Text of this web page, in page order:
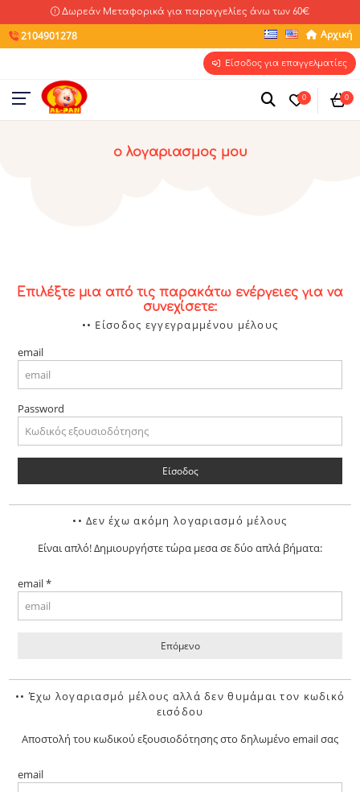
Δωρεάν Μεταφορικά για παραγγελίες άνω των 60€
Είσοδος για επαγγελματίες
2104901278 Αρχική
0 0
ο λογαριασμος μου
Επιλέξτε μια από τις παρακάτω ενέργειες για να
συνεχίσετε:
•• Είσοδος εγγεγραμμένου μέλους
email
Password
•• Δεν έχω ακόμη λογαριασμό μέλους
Είναι απλό! Δημιουργήστε τώρα μεσα σε δύο απλά βήματα:
email *
•• Έχω λογαριασμό μέλους αλλά δεν θυμάμαι τον κωδικό
εισόδου
Αποστολή του κωδικού εξουσιοδότησης στο δηλωμένο email σας
email